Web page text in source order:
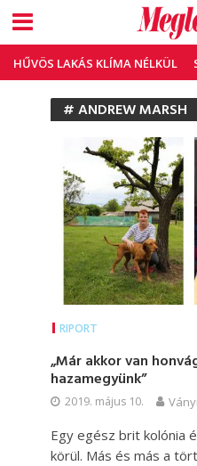
HŰVÖS LAKÁS KLÍMA NÉLKÜL
# ANDREW MARSH
RIPORT
„Már akkor van
hazamegyünk”
2019. május 10.
Egy egész brit kolónia
körül. Más és más a